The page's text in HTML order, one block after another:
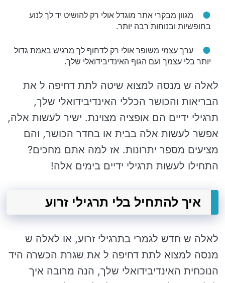
מגוון מבקרי אתר מוגדל אולי רק להושיט יד לך לנוע
בחופשיות ובנוחות רבה יותר.
ערך עצמי משופר אולי רק לדחוף לך מרגיש באמת גדול
יותר בלי עצמך ועם הגוף האינדיבידואלי שלך.
לאלה ש מנסה למצוא שיטה לתת דחיפה ל את
הבריאות והכושר הכללי האינדיבידואלי שלך,
תרגילי ידיים הם אופציה מצוינת. ישיר לעשות אלה,
אפשר לעשות אלה בבית או בחדר הכושר, והם
מציעים מספר יתרונות. אז למה אתם מחכים?
התחילו לעשות תרגילי ידיים בימים אלה!
איך להתחיל בלי תרגילי זרוע
לאלה ש חדש לגמרי בתרגילי זרוע, או לאלה ש
מנסה למצוא לתת דחיפה ל את שגרת הכשרה היד
הנוכחית האינדיבידואלי שלך, הנה מרובה איך